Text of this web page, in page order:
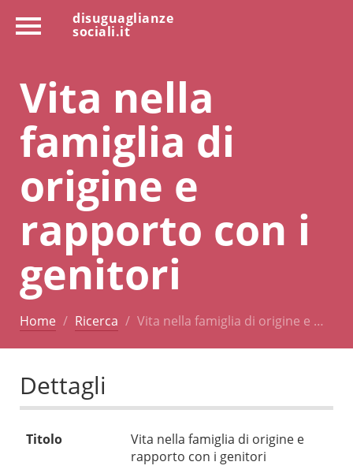
disuguaglianze
sociali.it
Vita nella
famiglia di
origine e
rapporto con i
genitori
Home Ricerca Vita nella famiglia di origine e …
Dettagli
Titolo
Vita nella famiglia di origine e
rapporto con i genitori